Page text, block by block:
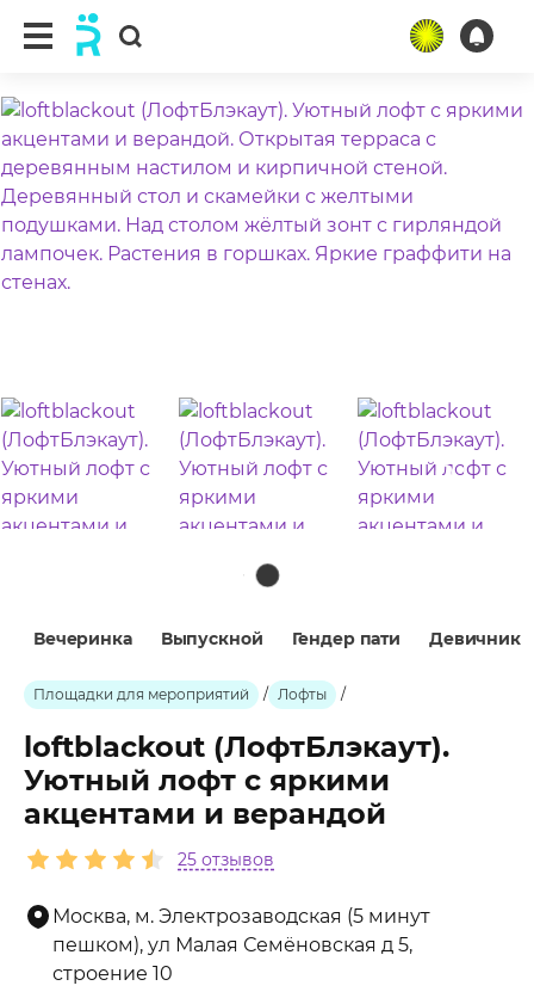
ещё 24 фото
Вечеринка Выпускной Гендер пати Девичник
Площадки для мероприятий / Лофты /
loftblackout (ЛофтБлэкаут).
Уютный лофт с яркими
акцентами и верандой
25 отзывов
Москва, м. Электрозаводская (5 минут
пешком), ул Малая Семёновская д 5,
строение 10